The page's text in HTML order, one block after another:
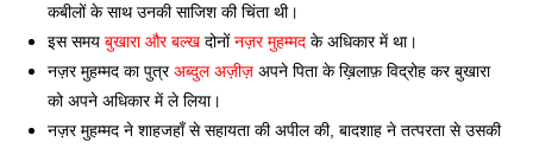
कबीलों के साथ उनकी साजिश की चिंता थी।
इस समय बुखारा और बल्ख दोनों नज़र मुहम्मद के अधिकार में था।
नज़र मुहम्मद का पुत्र अब्दुल अज़ीज़ अपने पिता के ख़िलाफ़ विद्रोह कर बुखारा
को अपने अधिकार में ले लिया।
नज़र मुहम्मद ने शाहजहाँ से सहायता की अपील की, बादशाह ने तत्परता से उसकी